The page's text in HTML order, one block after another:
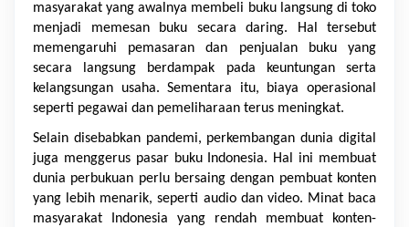
masyarakat yang awalnya membeli buku langsung di toko
menjadi memesan buku secara daring. Hal tersebut
memengaruhi pemasaran dan penjualan buku yang
secara langsung berdampak pada keuntungan serta
kelangsungan usaha. Sementara itu, biaya operasional
seperti pegawai dan pemeliharaan terus meningkat.
Selain disebabkan pandemi, perkembangan dunia digital
juga menggerus pasar buku Indonesia. Hal ini membuat
dunia perbukuan perlu bersaing dengan pembuat konten
yang lebih menarik, seperti audio dan video. Minat baca
masyarakat Indonesia yang rendah membuat konten-